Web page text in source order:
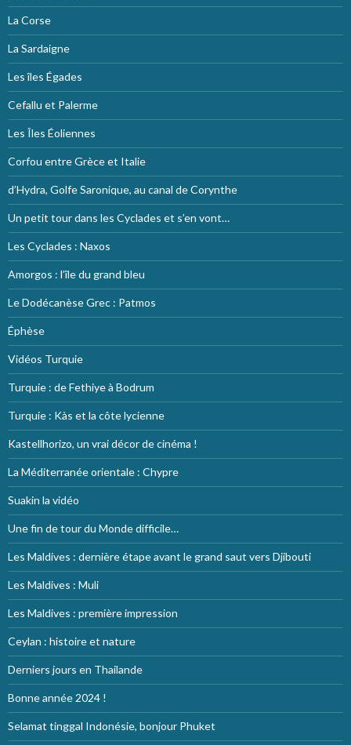
La Corse
La Sardaigne
Les îles Égades
Cefallu et Palerme
Les Îles Éoliennes
Corfou entre Grèce et Italie
d’Hydra, Golfe Saronique, au canal de Corynthe
Un petit tour dans les Cyclades et s’en vont…
Les Cyclades : Naxos
Amorgos : l’île du grand bleu
Le Dodécanèse Grec : Patmos
Éphèse
Vidéos Turquie
Turquie : de Fethiye à Bodrum
Turquie : Kàs et la côte lycienne
Kastellhorizo, un vrai décor de cinéma !
La Méditerranée orientale : Chypre
Suakin la vidéo
Une fin de tour du Monde difficile…
Les Maldives : dernière étape avant le grand saut vers Djibouti
Les Maldives : Muli
Les Maldives : première impression
Ceylan : histoire et nature
Derniers jours en Thailande
Bonne année 2024 !
Selamat tinggal Indonésie, bonjour Phuket